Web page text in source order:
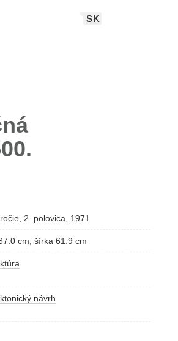
SK
2. polovica, 1971
cm, šírka 61.9 cm
návrh